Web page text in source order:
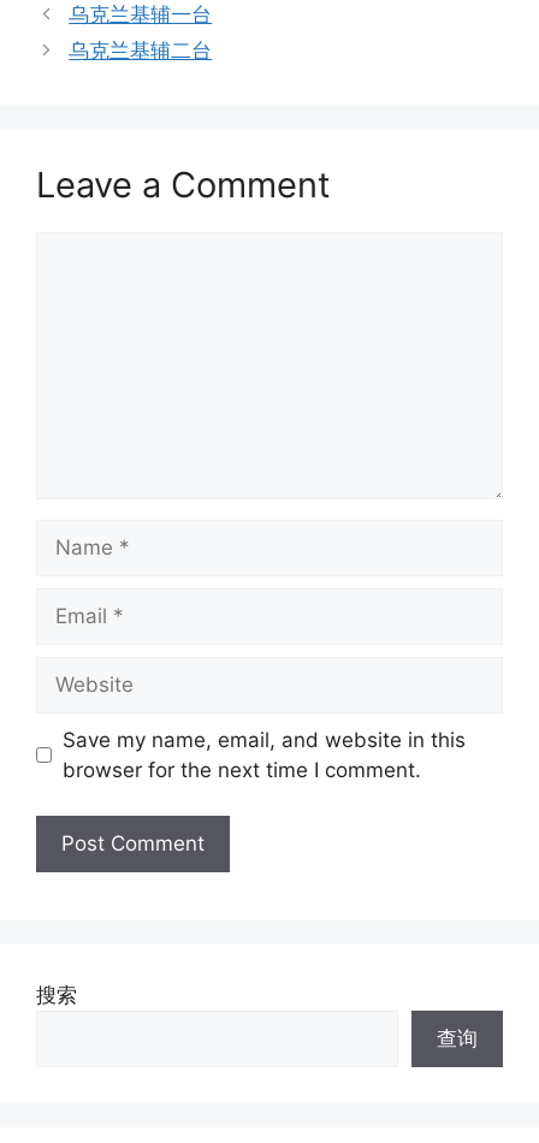
乌克兰基辅一台
乌克兰基辅二台
Leave a Comment
Save my name, email, and website in this
browser for the next time I comment.
搜索
查询